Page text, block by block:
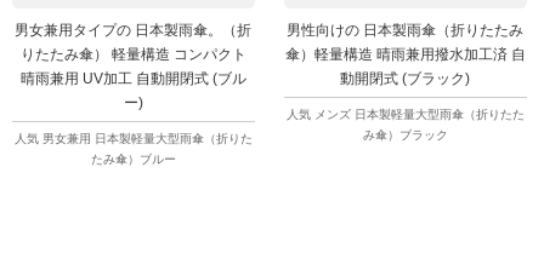
男女兼用タイプの 日本製雨傘。（折
りたたみ傘） 軽量構造 コンパクト
晴雨兼用 UV加工 自動開閉式 (ブル
ー)
人気 男女兼用 日本製軽量大型雨傘（折りた
たみ傘）ブルー
男性向けの 日本製雨傘（折りたたみ
傘）軽量構造 晴雨兼用撥水加工済 自
動開閉式 (ブラック)
人気 メンズ 日本製軽量大型雨傘（折りたた
み傘）ブラック